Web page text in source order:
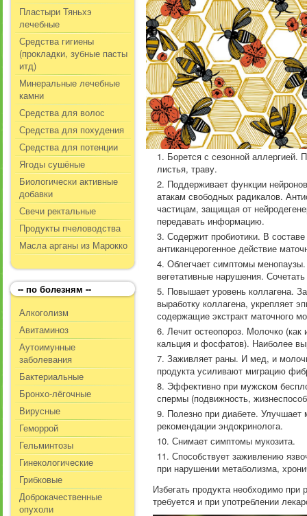
Пластыри Тяньхэ
лечебные
Средства гигиены
(прокладки, зубные пасты
итд)
Минеральные лечебные
камни
Средства для волос
Средства для похудения
Средства для потенции
Ягоды сушёные
Биологически активные
добавки
Свечи ректальные
Продукты пчеловодства
Масла арганы из Марокко
-- по болезням --
Алкоголизм
Авитаминоз
Аутоимунные
заболевания
Бактериальные
Бронхо-лёгочные
Вирусные
Геморрой
Гельминтозы
Гинекологические
Грибковые
Доброкачественные
опухоли
Борется с сезонной аллергией.
листья, траву.
Поддерживает функции
атакам свободных радикалов.
частицам, защищая от
передавать информацию.
Содержит пробиотики. В
антиканцерогенное действие
Облегчает симптомы
вегетативные нарушения.
Повышает уровень коллагена.
выработку коллагена, укрепляет
содержащие экстракт маточного
Лечит остеопороз. Молочко
кальция и фосфатов). Наиболее
Заживляет раны. И мед, и
продукта усиливают миграцию
Эффективно при мужском
спермы (подвижность,
Полезно при диабете. Улучшает
рекомендации эндокринолога.
Снимает симптомы мукозита.
Способствует заживлению
при нарушении метаболизма,
Избегать продукта необходимо
требуется и при употреблении